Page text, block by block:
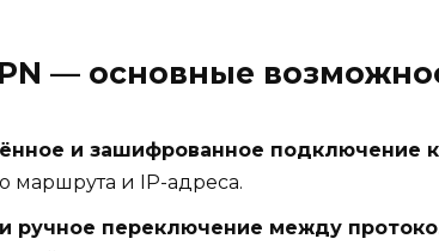
— основные
и зашифрованное подключение
маршрута и IP-адреса.
ручное переключение между